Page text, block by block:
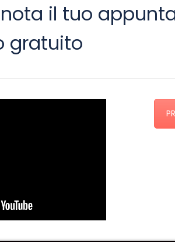
il tuo
gratuito